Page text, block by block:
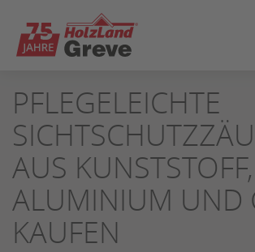
SEITENINHALT
SPRINGEN
PFLEGELEICHTE
AUS KUNSTSTOFF,
ALUMINIUM UND
KAUFEN